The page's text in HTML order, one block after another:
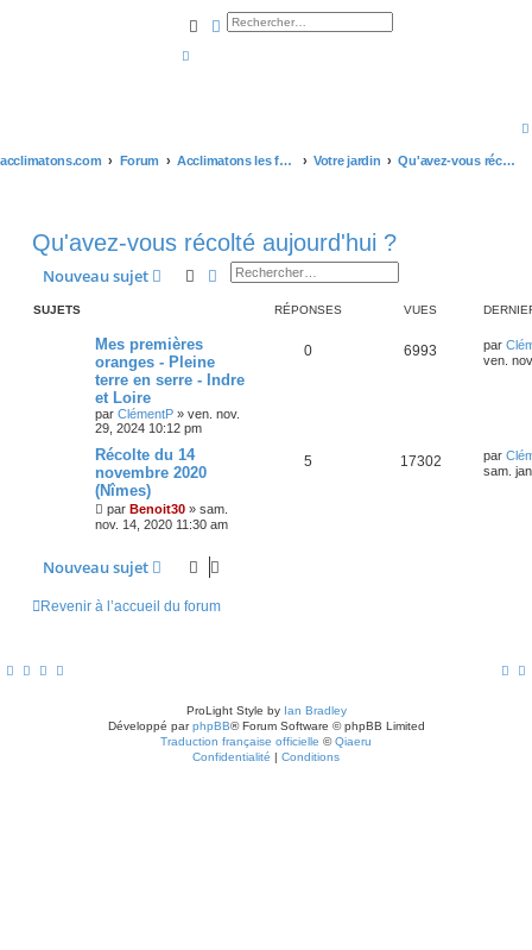
Rechercher
Recherche avancée
acclimatons.com Forum Acclimatons les fruitiers ! Votre jardin Qu'avez-vous récolté aujourd'hui ?
Qu'avez-vous récolté aujourd'hui ?
Nouveau sujet Rechercher
Recherche avancée
SUJETS RÉPONSES VUES
Mes premières
oranges - Pleine
terre en serre - Indre
et Loire
par ClémentP » ven. nov.
29, 2024 10:12 pm
0 6993 par
ven.
Récolte du 14
novembre 2020
(Nîmes)
par Benoit30 » sam.
nov. 14, 2020 11:30 am
5 17302 par
sam.
Nouveau sujet
Revenir à l’accueil du forum
ProLight Style by Ian Bradley
Développé parphpBB® Forum Software © phpBB Limited
Traduction française officielle ©Qiaeru
Confidentialité | Conditions